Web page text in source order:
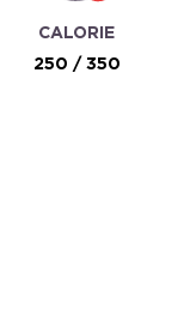
CALORIE
250 / 350